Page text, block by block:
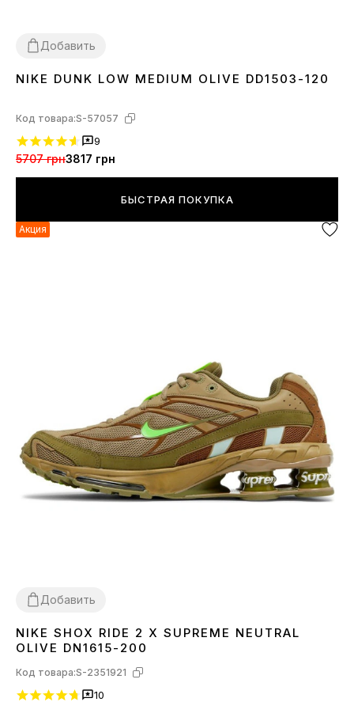
Добавить
3738 40
NIKE DUNK LOW MEDIUM OLIVE DD1503-120
Код товара:S-57057
9
5707 грн3817 грн
БЫСТРАЯ ПОКУПКА
Акция
Добавить
3840 414243 4445
NIKE SHOX RIDE 2 X SUPREME NEUTRAL
OLIVE DN1615-200
Код товара:S-2351921
10